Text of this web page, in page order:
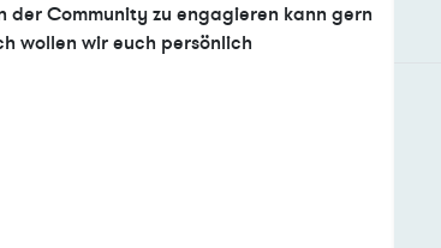
der Community zu engagieren kann gern
wollen wir euch persönlich